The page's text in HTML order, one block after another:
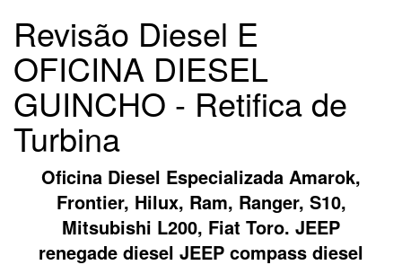
Revisão Diesel E
OFICINA DIESEL
GUINCHO - Retifica de
Turbina
Oficina Diesel Especializada Amarok,
Frontier, Hilux, Ram, Ranger, S10,
Mitsubishi L200, Fiat Toro. JEEP
renegade diesel JEEP compass diesel